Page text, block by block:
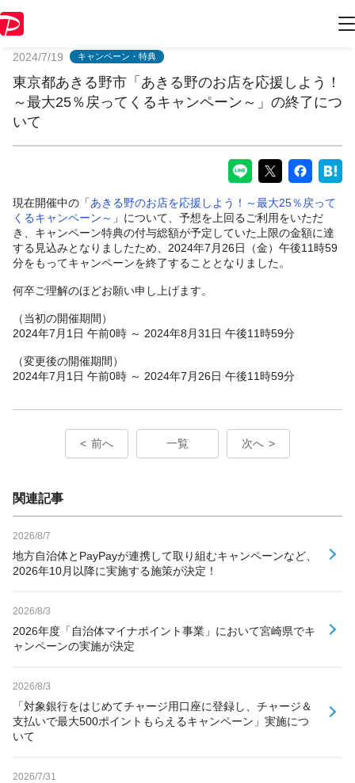
2024/7/19 キャンペーン・特典
東京都あきる野市「あきる野のお店を応援しよう！
～最大25％戻ってくるキャンペーン～」の終了につ
いて
現在開催中の「あきる野のお店を応援しよう！～最大25％戻って
くるキャンペーン～ 」について、予想を上回るご利用をいただ
き、キャンペーン特典の付与総額が予定していた上限の金額に達
する見込みとなりましたため、2024年7月26日（金）午後11時59
分をもってキャンペーンを終了することとなりました。
何卒ご理解のほどお願い申し上げます。
（当初の開催期間）
2024年7月1日 午前0時 ～ 2024年8月31日 午後11時59分
（変更後の開催期間）
2024年7月1日 午前0時 ～ 2024年7月26日 午後11時59分
前へ 一覧 次へ
関連記事
2026/8/7
地方自治体とPayPayが連携して取り組むキャンペーンなど、
2026年10月以降に実施する施策が決定！
2026/8/3
2026年度「自治体マイナポイント事業」において宮崎県でキ
ャンペーンの実施が決定
2026/8/3
「対象銀行をはじめてチャージ用口座に登録し、チャージ＆
支払いで最大500ポイントもらえるキャンペーン」実施につ
いて
2026/7/31